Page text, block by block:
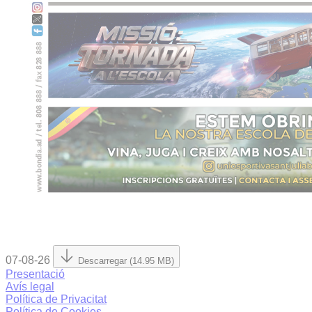
07-08-26 Descarregar (14.95 MB)
Presentació
Avís legal
Política de Privacitat